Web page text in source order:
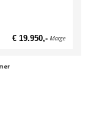
€ 19.950,- Marge